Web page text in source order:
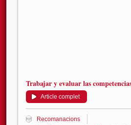
Trabajar y evaluar las
Article complet
Recomanacions